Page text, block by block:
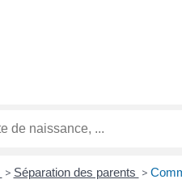
> Séparation des parents >